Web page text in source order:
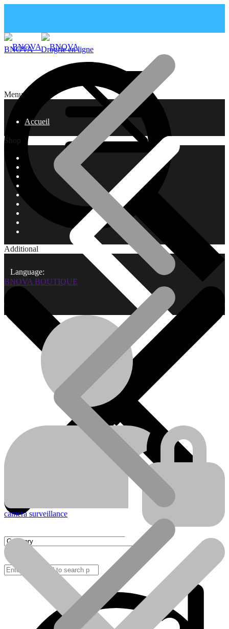
Menu
Accueil
Qui sommes-nous?
Shop
Additional
Language:
BNOVA – Drogrie en ligne
BNOVA BOUTIQUE
camera surveillance